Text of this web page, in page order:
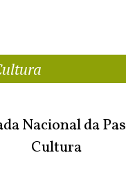
Nacional da
Cultura